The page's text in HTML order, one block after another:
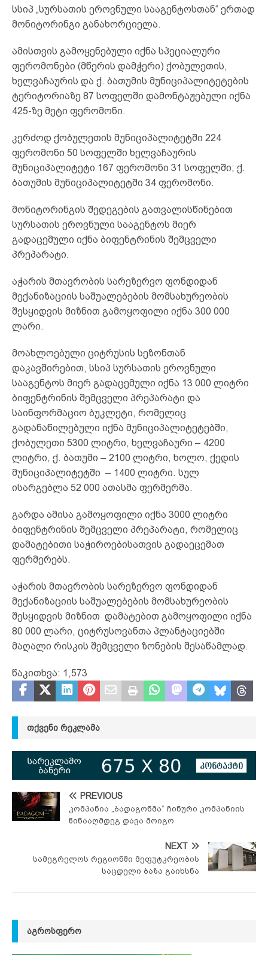
სსიპ „სურსათის ეროვნული სააგენტოსთან“ ერთად
მონიტორინგი განახორციელა.
ამისთვის გამოყენებული იქნა სპეციალური
ფერომონები (მწერის დამჭერი) ქობულეთის,
ხელვაჩაურის და ქ. ბათუმის მუნიციპალიტეტების
ტერიტორიაზე 87 სოფელში დამონტაჟებული იქნა
425-ზე მეტი ფერომონი.
კერძოდ ქობულეთის მუნიციპალიტეტში 224
ფერომონი 50 სოფელში ხელვაჩაურის
მუნიციპალიტეტი 167 ფერომონი 31 სოფელში; ქ.
ბათუმის მუნიციპალიტეტში 34 ფერომონი.
მონიტორინგის შედეგების გათვალისწინებით
სურსათის ეროვნული სააგენტოს მიერ
გადაცემული იქნა ბიფენტრინის შემცველი
პრეპარატი.
აჭარის მთავრობის სარეზერვო ფონდიდან
მექანიზაციის საშუალებების მომსახურეობის
შესყიდვის მიზნით გამოყოფილი იქნა 300 000
ლარი.
მოახლოებული ციტრუსის სეზონთან
დაკავშირებით, სსიპ სურსათის ეროვნული
სააგენტოს მიერ გადაცემული იქნა 13 000 ლიტრი
ბიფენტრინის შემცველი პრეპარატი და
საინფორმაციო ბუკლეტი, რომელიც
გადანაწილებული იქნა მუნიციპალიტეტებში,
ქობულეთი 5300 ლიტრი, ხელვაჩაური – 4200
ლიტრი, ქ. ბათუმი – 2100 ლიტრი, ხოლო, ქედის
მუნიციპალიტეტში – 1400 ლიტრი. სულ
ისარგებლა 52 000 ათასმა ფერმერმა.
გარდა ამისა გამოყოფილი იქნა 3000 ლიტრი
ბიფენტრინის შემცველი პრეპარატი, რომელიც
დამატებითი საჭიროებისათვის გადაეცემათ
ფერმერებს.
აჭარის მთავრობის სარეზერვო ფონდიდან
მექანიზაციის საშუალებების მომსახურეობის
შესყიდვის მიზნით დამატებით გამოყოფილი იქნა
80 000 ლარი, ციტრუსოვანთა პლანტაციებში
მაღალი რისკის შემცველი ზონების შესაწამლად.
წაკითხვა: 1,573
ᲗᲥᲕᲔᲜᲘ ᲠᲔᲙᲚᲐᲛᲐ
PREVIOUS
კომპანია „ბადაგონმა“ ჩინური კომპანიის
წინააღმდეგ დავა მოიგო
NEXT
სამეგრელოს რეგიონში მეფუტკრეობის
საცდელი ბაზა გაიხსნა
ᲐᲒᲠᲝᲡᲤᲔᲠᲝ